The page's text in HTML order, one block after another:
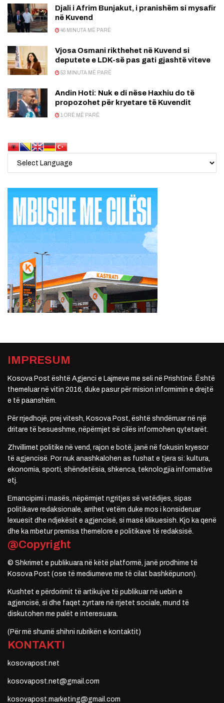
Djali i Afrim Bunjakut, i pranishëm si mysafir
në Kuvend
46 MINUTA MË PARË
Vjosa Osmani rikthehet në Kuvend si
deputete e LDK-së pas gati gjashtë viteve
53 MINUTA MË PARË
Andin Hoti: Nuk e di nëse Haxhiu do të
propozohet për kryetare të Kuvendit
1 ORË MË PARË
IMPRESUM
Kosova Post është Agjenci e Lajmeve me seli në Prishtinë. Është
themeluar në vitin 2016, duke pasur për mision informimin e drejtë
e të paanshëm.
Për rrjedhojë, prej vitesh, Kosova Post, është shndërruar në një
dritare të besueshme, nëpërmjet së cilës informohen qytetarët.
Zhvillimet politike në vend, rajon e botë, janë në fokusin kryesor
të agjencisë. Por nuk anashkalohen as fushat e tjera si: kultura,
ekonomia, sporti, shëndetësia, shkenca, teknologjia informative
etj.
Emancipimi i masës, nëpërmjet ngritjes së vetëdijes, sipas
politikave redaksionale, arrihet vetëm duke mos i konsideruar
lexuesit dhe ndjekësit e agjencisë, si masë klikuesish. Kjo ka qenë
dhe ka mbetur premisa themelore e politikave të redaksisë.
@Copyright
© Shkrimet e publikuara në këtë platformë, janë prodhime të
Kosova Post (ose të mediumeve me të cilat bashkëpunon).
Kushtet e përdorimit të artikujve të publikuar në uebin e
agjencisë, si dhe faqet zyrtare në rrjetet sociale, mund të
diskutohen me palët e interesuara.
(Për më shumë shihni rubrikën e kontaktit)
KONTAKTI
kosovapost.net
kosovapost.net@gmail.com
kosovapost.marketing@gmail.com